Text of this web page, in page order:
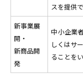
スを提供
新事業展
開・
新商品開
発
中小企業
しくはサ
ることをい